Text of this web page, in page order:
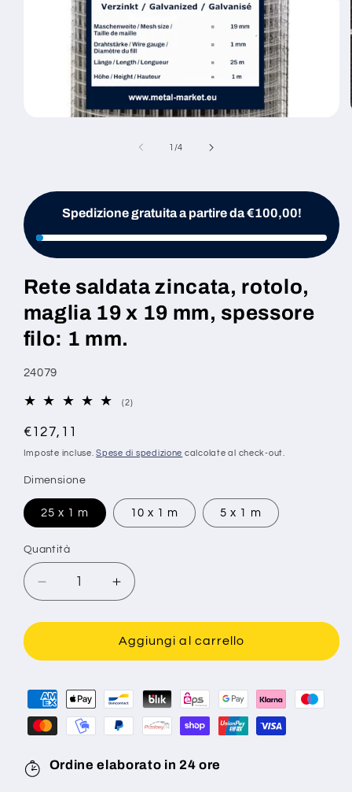
modale
1 /su
4
Spedizione gratuita a partire da €100,00!
Rete saldata zincata, rotolo,
maglia 19 x 19 mm, spessore
filo: 1 mm.
SKU:
24079
(2)2
Prezzo
di
€127,11
Imposte incluse.Spese di spedizione calcolate al check-out.
Dimensione
25 x 1 m 10 x 1 m 5 x 1 m
Quantità
Diminuisci
quantità
per
saldata
rotolo,
maglia
19
19
Aumenta
quantità
per
Rete
saldata
rotolo,
maglia
19
19
Aggiungi al carrello
Ordine elaborato in 24 ore